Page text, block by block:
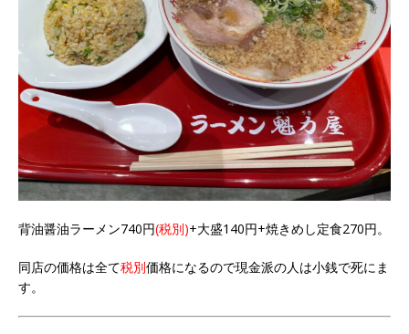
背油醤油ラーメン740円(税別)+大盛140円+焼きめし定食270円。
同店の価格は全て税別価格になるので現金派の人は小銭で死にま
す。